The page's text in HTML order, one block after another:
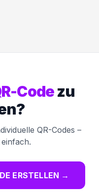
Codezu
QR-Codes –
ERSTELLEN →